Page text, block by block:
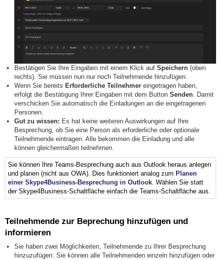
Bestätigen Sie Ihre Eingaben mit einem Klick aufSpeichern(oben
rechts). Sie müssen nun nur noch Teilnehmende hinzufügen.
Wenn Sie bereits Erforderliche Teilnehmereingetragen haben,
erfolgt die Bestätigung Ihrer Eingaben mit dem ButtonSenden . Damit
verschicken Sie automatisch die Einladungen an die eingetragenen
Personen.
Gut zu wissen: Es hat keine weiteren Auswirkungen auf Ihre
Besprechung, ob Sie eine Person als erforderliche oder optionale
Teilnehmende eintragen. Alle bekommen die Einladung und alle
können gleichermaßen teilnehmen.
Sie können Ihre Teams-Besprechung auch aus Outlook heraus anlegen
und planen (nicht aus OWA). Dies funktioniert analog zum Planen
einer Skype4Business-Besprechung in Outlook. Wählen Sie statt
der Skype4Business-Schaltfläche einfach die Teams-Schaltfläche aus.
Teilnehmende zur Beprechung hinzufügen und
informieren
Sie haben zwei Möglichkeiten, Teilnehmende zu Ihrer Besprechung
hinzuzufügen: Sie können alle Teilnehmenden einzeln hinzufügen oder